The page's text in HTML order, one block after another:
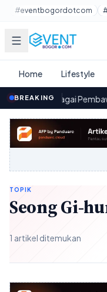
Lewati ke konten
#eventbogordotcom
Home Lifestyle
BREAKING
Hias sebagai Pembawa
TOPIK
Seong Gi-
1 artikel ditemukan